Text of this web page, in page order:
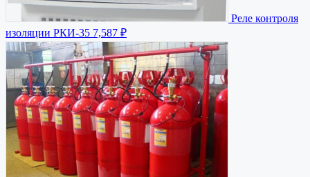
Реле контроля
изоляции РКИ-35 7,587 ₽